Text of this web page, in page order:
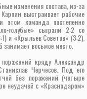
изменения состава, из-за
выстраивает рабочие
команда постепенно
голубые» сыграли 2:2 со
и «Крыльев Советов» (3:2),
занимает восьмое место.
кряду Александр
Черчесов. Под его
без поражений (четыре
неудачей с «Краснодаром»